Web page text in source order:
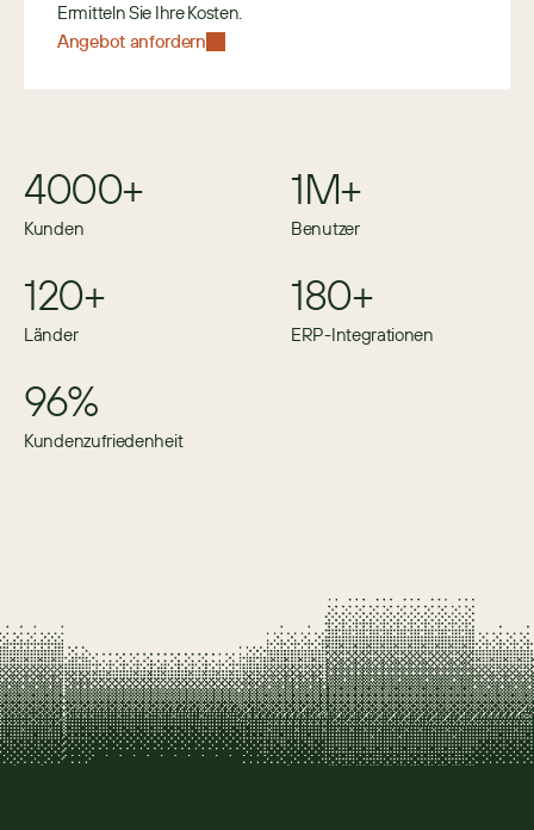
Ermitteln Sie Ihre Kosten.
Angebot anfordern
4000+
Kunden
1M+
Benutzer
120+
Länder
180+
ERP-Integrationen
96%
Kundenzufriedenheit